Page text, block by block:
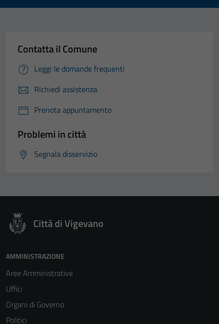
Contatta il Comune
Leggi le domande frequenti
Richiedi assistenza
Prenota appuntamento
Problemi in città
Segnala disservizio
Città di Vigevano
AMMINISTRAZIONE
Aree Amministrative
Uffici
Organi di Governo
Politici
Questi cookie